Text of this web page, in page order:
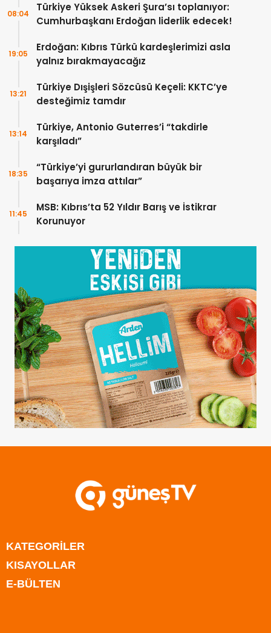
Türkiye Yüksek Askeri Şura’sı toplanıyor:
Cumhurbaşkanı Erdoğan liderlik edecek!
08:04
Erdoğan: Kıbrıs Türkü kardeşlerimizi asla
yalnız bırakmayacağız
19:05
Türkiye Dışişleri Sözcüsü Keçeli: KKTC’ye
desteğimiz tamdır
13:21
Türkiye, Antonio Guterres’i “takdirle
karşıladı”
13:14
“Türkiye’yi gururlandıran büyük bir
başarıya imza attılar”
18:35
MSB: Kıbrıs’ta 52 Yıldır Barış ve İstikrar
Korunuyor
11:45
KATEGORİLER
Anasayfa
Kıbrıs
KISAYOLLAR
E-BÜLTEN